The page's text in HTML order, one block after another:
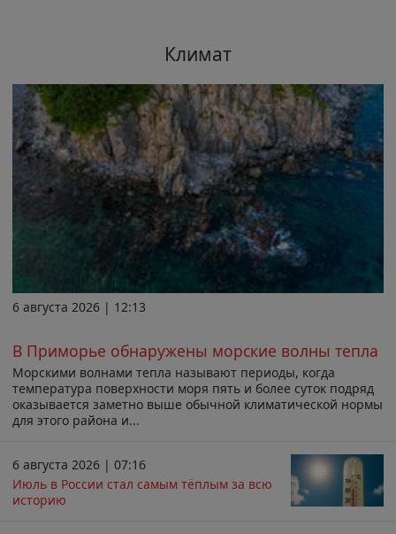
Климат
6 августа 2026 | 12:13
В Приморье обнаружены морские волны тепла
Морскими волнами тепла называют периоды, когда
температура поверхности моря пять и более суток подряд
оказывается заметно выше обычной климатической нормы
для этого района и...
6 августа 2026 | 07:16
Июль в России стал самым тёплым за всю
историю